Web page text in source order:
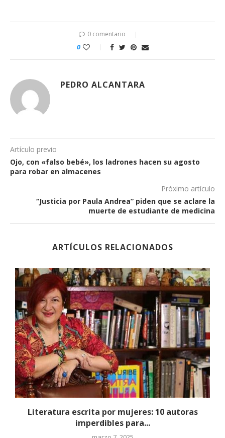
(Se (Se (Se
en
una
ventana
nueva)
(Se
en
una
ventana
nueva)
0 comentario
0
PEDRO ALCANTARA
Artículo previo
Ojo, con «falso bebé», los ladrones hacen su agosto
para robar en almacenes
Próximo artículo
“Justicia por Paula Andrea” piden que se aclare la
muerte de estudiante de medicina
ARTÍCULOS RELACIONADOS
Literatura escrita por mujeres: 10 autoras
imperdibles para...